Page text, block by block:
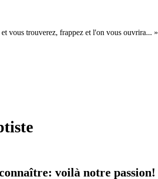
vous trouverez, frappez et l'on vous ouvrira... »
voilà notre passion!